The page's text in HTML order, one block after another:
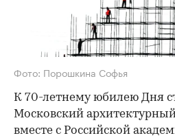
Фото: Порошкина Софья
К 70-летнему юбилею Дня
Московский
вместе с Российской